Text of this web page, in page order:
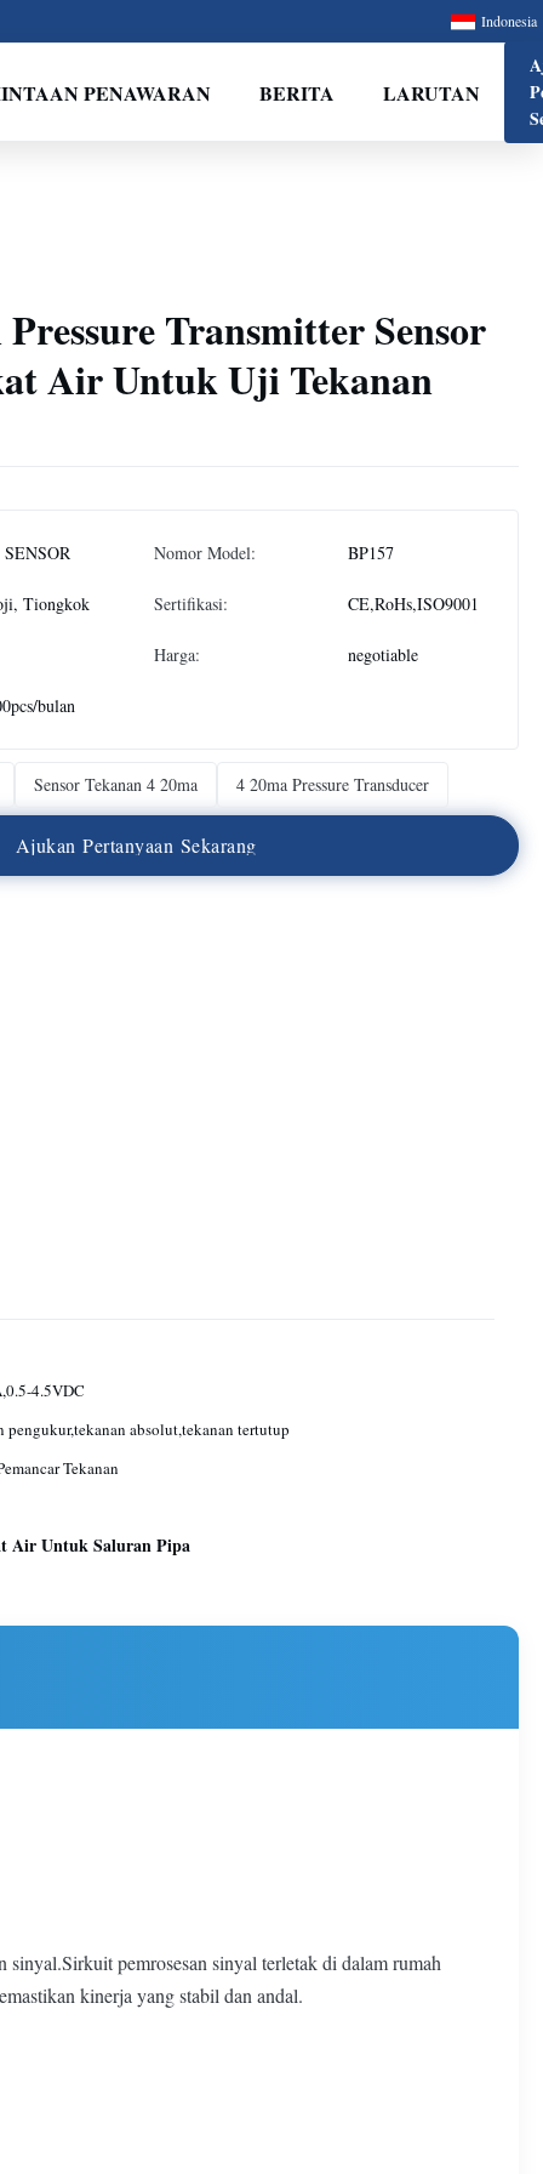
Indonesia
PENAWARAN BERITA LARUTAN
Transmitter Sensor
Air Untuk Uji Tekanan
Nomor Model: BP157
Tiongkok Sertifikasi: CE,RoHs,ISO9001
Harga: negotiable
bulan
Sensor Tekanan 4 20ma 4 20ma Pressure Transducer
Ajukan Pertanyaan Sekarang
4.5VDC
pengukur,tekanan absolut,tekanan tertutup
Tekanan
Air Untuk Saluran Pipa
pemrosesan sinyal terletak di dalam rumah
kinerja yang stabil dan andal.